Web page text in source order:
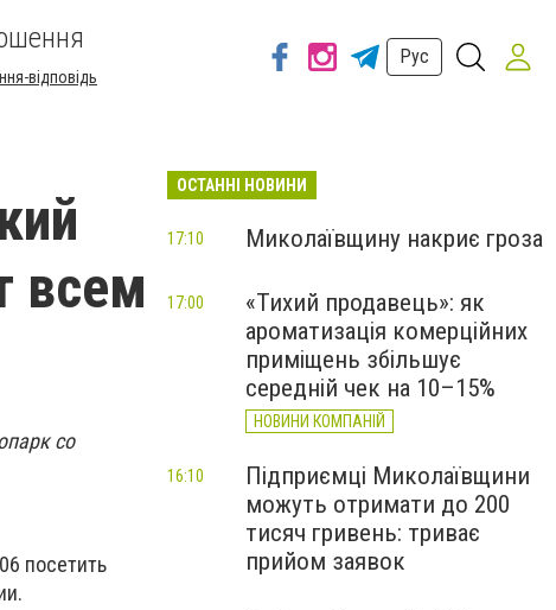
відповідь
Рус
всем
со
посетить
ОСТАННІ НОВИНИ
Миколаївщину накриє гроза
17:10
«Тихий продавець»: як
ароматизація комерційних
приміщень збільшує
середній чек на 10–15%
НОВИНИ КОМПАНІЙ
17:00
Підприємці Миколаївщини
можуть отримати до 200
тисяч гривень: триває
прийом заявок
16:10